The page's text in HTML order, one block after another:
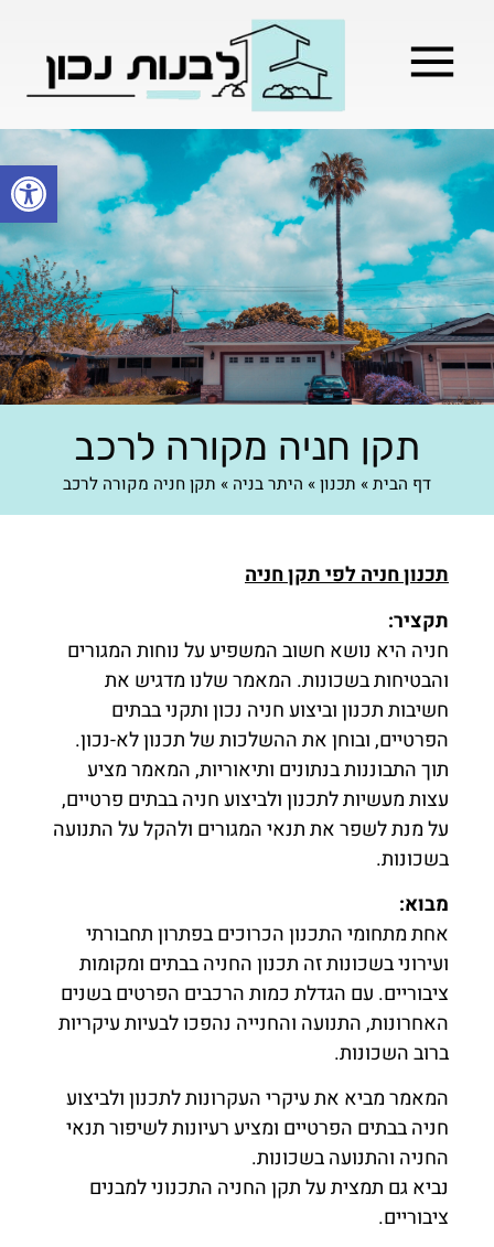
פתח
תקן חניה מקורה לרכב
דף הבית» תכנון» היתר בניה » תקן חניה מקורה לרכב
תכנון חניה לפי תקן חניה
תקציר:
חניה היא נושא חשוב המשפיע על נוחות המגורים
והבטיחות בשכונות. המאמר שלנו מדגיש את
חשיבות תכנון וביצוע חניה נכון ותקני בבתים
הפרטיים, ובוחן את ההשלכות של תכנון לא-נכון.
תוך התבוננות בנתונים ותיאוריות, המאמר מציע
עצות מעשיות לתכנון ולביצוע חניה בבתים פרטיים,
על מנת לשפר את תנאי המגורים ולהקל על התנועה
בשכונות.
מבוא:
אחת מתחומי התכנון הכרוכים בפתרון תחבורתי
ועירוני בשכונות זה תכנון החניה בבתים ומקומות
ציבוריים. עם הגדלת כמות הרכבים הפרטים בשנים
האחרונות, התנועה והחנייה נהפכו לבעיות עיקריות
ברוב השכונות.
המאמר מביא את עיקרי העקרונות לתכנון ולביצוע
חניה בבתים הפרטיים ומציע רעיונות לשיפור תנאי
החניה והתנועה בשכונות.
נביא גם תמצית על תקן החניה התכנוני למבנים
ציבוריים.